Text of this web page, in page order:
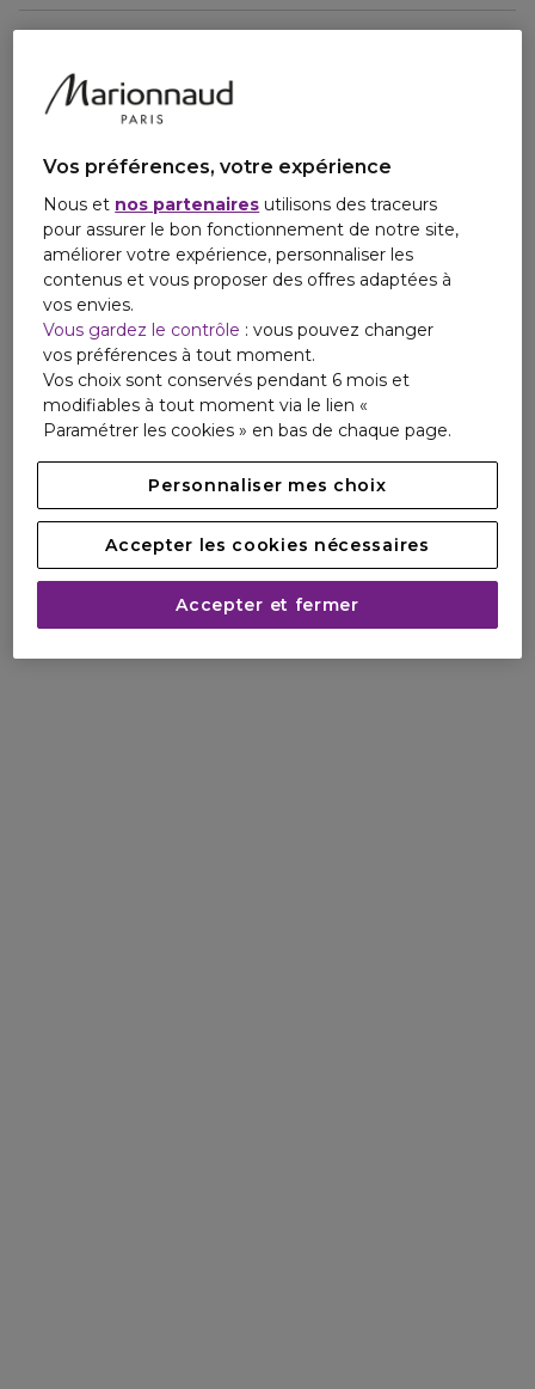
Vos préférences, votre expérience
Nous et nos partenaires utilisons des traceurs
pour assurer le bon fonctionnement de notre site,
améliorer votre expérience, personnaliser les
contenus et vous proposer des offres adaptées à
vos envies.
Vous gardez le contrôle : vous pouvez changer
vos préférences à tout moment.
Vos choix sont conservés pendant 6 mois et
modifiables à tout moment via le lien «
Paramétrer les cookies » en bas de chaque page.
Personnaliser mes choix
Accepter les cookies nécessaires
Accepter et fermer